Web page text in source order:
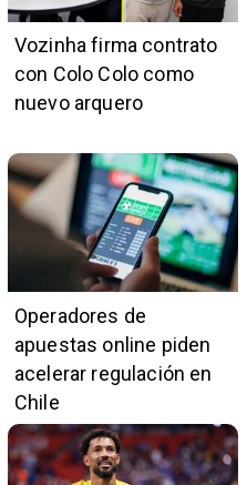
Vozinha firma contrato
con Colo Colo como
nuevo arquero
Operadores de
apuestas online piden
acelerar regulación en
Chile